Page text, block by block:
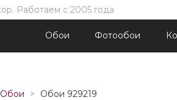
Работаем с 2005 года
Обои Фотообои
Обои Обои 929219